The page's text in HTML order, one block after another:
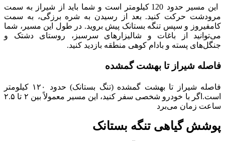
این مسیر حدود 120 کیلومتر است و شما باید از شیراز به سمت
مرودشت حرکت کنید. بعد از رسیدن به شره برزگی، به سمت
کامفیروز و سپس تنگه بستانک پیش بروید. در طول این مسیر، شما
می‌توانید از باغات و شالیزارهای سرسبز، روستای دشتک و
جنگل‌های پسته و بادام کوهی منطقه بازدید کنید.
فاصله شیراز تا بهشت گمشده
فاصله شیراز تا بهشت گمشده (تنگ بستانک) حدود ۱۲۰ کیلومتر
است.اگر با خودرو شخصی سفر کنید، این مسیر معمولاً بین ۲ تا ۲.۵
ساعت زمان می‌برد
پوشش گیاهی تنگه بستانک